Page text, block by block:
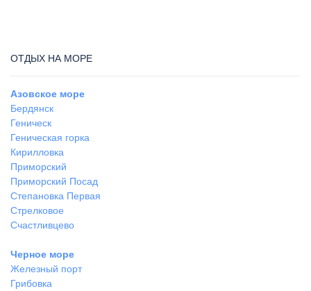
ОТДЫХ НА МОРЕ
Азовское море
Бердянск
Геническ
Геническая горка
Кирилловка
Приморский
Приморский Посад
Степановка Первая
Стрелковое
Счастливцево
Черное море
Железный порт
Грибовка